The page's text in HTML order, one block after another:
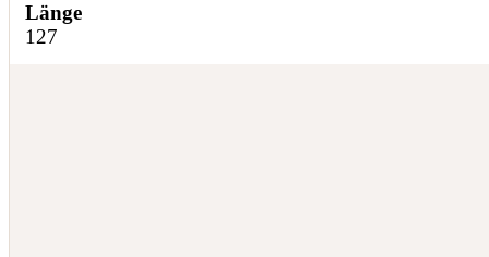
Länge
127